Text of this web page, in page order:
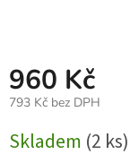
960 Kč
793 Kč bez DPH
cena:
Skladem (2 ks)